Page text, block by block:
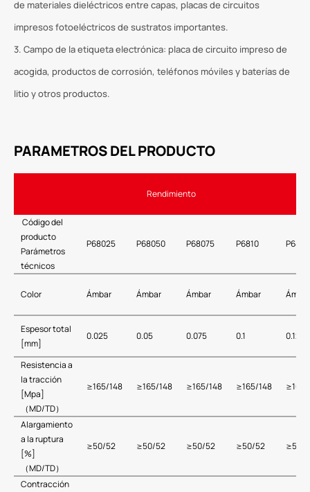
de materiales dieléctricos entre capas, placas de circuitos
impresos fotoeléctricos de sustratos importantes.
3. Campo de la etiqueta electrónica: placa de circuito impreso de
acogida, productos de corrosión, teléfonos móviles y baterías de
litio y otros productos.
PARAMETROS DEL PRODUCTO
Rendimiento
Código del
producto
Parámetros
técnicos
P68025 P68050 P68075 P6810
Color Ámbar Ámbar Ámbar Ámbar Ámbar
Espesor total
[mm]
0.025 0.05 0.075 0.1 0.125
Resistencia a
la tracción
[Mpa]
（MD/TD）
≥165/148 ≥165/148 ≥165/148 ≥165/148 ≥165/
Alargamiento
a la ruptura
[%]
（MD/TD）
≥50/52 ≥50/52 ≥50/52 ≥50/52 ≥50/
Contracción